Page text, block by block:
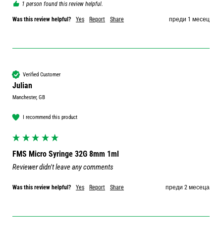
1 person found this review helpful.
Was this review helpful? Yes Report Share преди 1 месец
Verified Customer
Julian
Manchester, GB
I recommend this product
FMS Micro Syringe 32G 8mm 1ml
Reviewer didn't leave any comments
Was this review helpful? Yes Report Share преди 2 месеца